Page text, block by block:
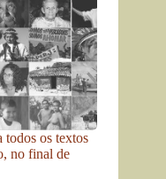
todos os textos
no final de